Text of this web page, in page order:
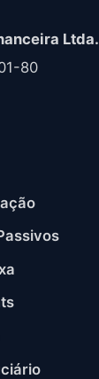
Ltda.
80